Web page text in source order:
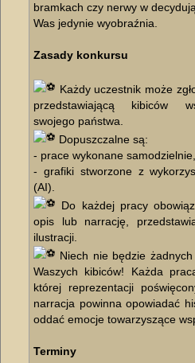
bramkach czy nerwy w
Was jedynie wyobraźnia.
Zasady konkursu
Każdy uczestnik może
przedstawiającą kibiców
swojego państwa.
Dopuszczalne są:
- prace wykonane samodzielnie,
- grafiki stworzone z
(AI).
Do każdej pracy
opis lub narrację,
ilustracji.
Niech nie będzie
Waszych kibiców! Każda
której reprezentacji
narracja powinna opowiadać
oddać emocje towarzyszące
Terminy